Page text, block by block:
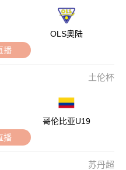
OLS奥陆
播
土伦杯
哥伦比亚U19
播
苏丹超